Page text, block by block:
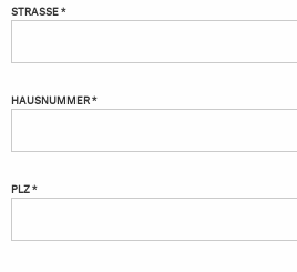
STRASSE *
HAUSNUMMER *
PLZ *